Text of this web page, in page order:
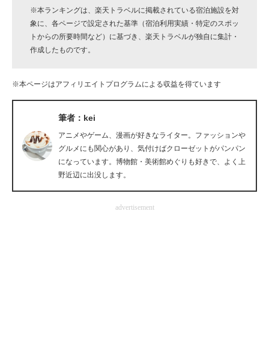
企業ITのトレンドを詳説
経営リーダーのコミュニティ
ITエンジニア向け専門サイト
企業向けIT製品の総合サイト
IT製品の技術・比較・事例
製造業のIT導入・活用を支援
モノづくり技術者専門サイト
※本ランキングは、楽天トラベルに掲載されている宿泊施設を対
象に、各ページで設定された基準（宿泊利用実績・特定のスポッ
トからの所要時間など）に基づき、楽天トラベルが独自に集計・
作成したものです。
※本ページはアフィリエイトプログラムによる収益を得ています
筆者：kei
アニメやゲーム、漫画が好きなライター。ファッションや
グルメにも関心があり、気付けばクローゼットがパンパン
になっています。博物館・美術館めぐりも好きで、よく上
野近辺に出没します。
advertisement